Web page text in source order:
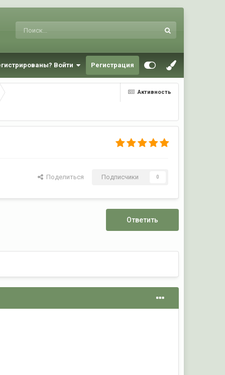
Войти Регистрация
Активность
Поделиться Подписчики 0
Ответить